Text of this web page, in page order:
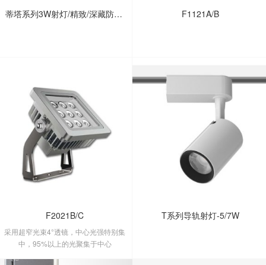
蒂塔系列3W射灯/精致/深藏防眩/
F1121A/B
F2021B/C
采用超窄光束4°透镜，中心光强特别集
中，95%以上的光聚集于中心
T系列导轨射灯-5/7W